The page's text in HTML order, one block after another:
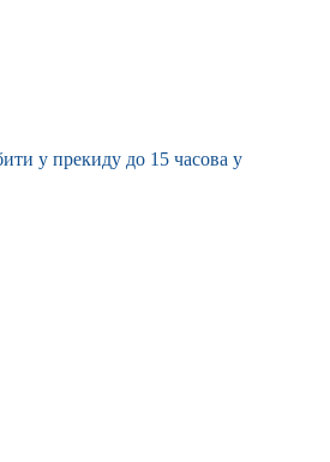
у прекиду до 15 часова у